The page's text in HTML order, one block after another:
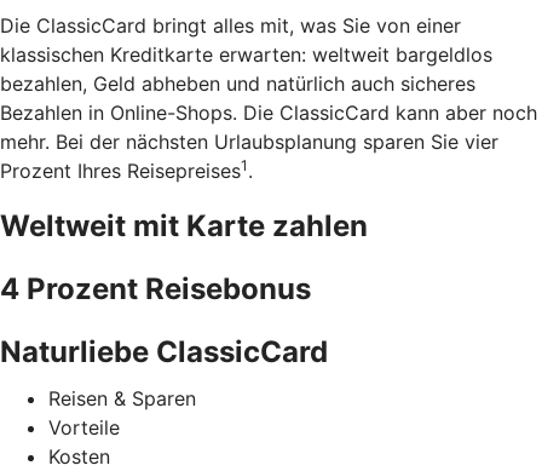
Die ClassicCard bringt alles mit, was Sie von einer
klassischen Kreditkarte erwarten: weltweit bargeldlos
bezahlen, Geld abheben und natürlich auch sicheres
Bezahlen in Online-Shops. Die ClassicCard kann aber noch
mehr. Bei der nächsten Urlaubsplanung sparen Sie vier
Prozent Ihres Reisepreises1 .
Weltweit mit Karte zahlen
4 Prozent Reisebonus
Naturliebe ClassicCard
Reisen & Sparen
Vorteile
Kosten